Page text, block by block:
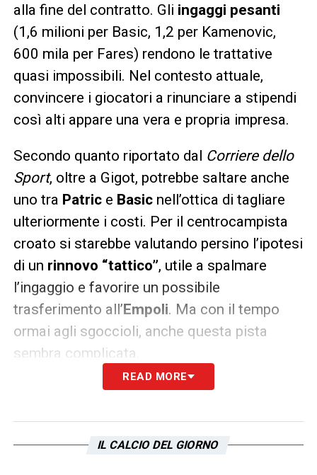
alla fine del contratto. Gli ingaggi pesanti
(1,6 milioni per Basic, 1,2 per Kamenovic,
600 mila per Fares) rendono le trattative
quasi impossibili. Nel contesto attuale,
convincere i giocatori a rinunciare a stipendi
così alti appare una vera e propria impresa.
Secondo quanto riportato dal Corriere dello
Sport, oltre a Gigot, potrebbe saltare anche
uno tra Patrice Basicnell’ottica di tagliare
ulteriormente i costi. Per il centrocampista
croato si starebbe valutando persino l’ipotesi
di un rinnovo “tattico”, utile a spalmare
l’ingaggio e favorire un possibile
trasferimento all’Empoli. Ma con il tempo
ormai agli sgoccioli, anche questa pista
sembra complicata.
calciomercato Lazio, finora, ha registrato
Casale da parte del Bologna
READ MORE
IL CALCIO DEL GIORNO